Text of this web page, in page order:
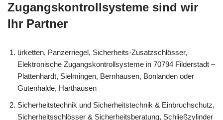
Zugangskontrollsysteme sind wir
Ihr Partner
ürketten, Panzerriegel, Sicherheits-Zusatzschlösser,
Elektronische Zugangskontrollsysteme in 70794 Filderstadt –
Plattenhardt, Sielmingen, Bernhausen, Bonlanden oder
Gutenhalde, Harthausen
Sicherheitstechnik und Sicherheitstechnik & Einbruchschutz,
Sicherheitsschlösser & Sicherheitsberatung, Schließzylinder